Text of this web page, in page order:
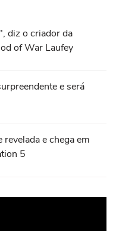
diz o criador da
of War Laufey
e será
e chega em
5